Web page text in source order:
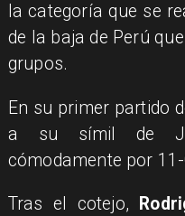
la categoría que se
de la baja de Perú
grupos.
En su primer partido
a su símil de
cómodamente por
Tras el cotejo,